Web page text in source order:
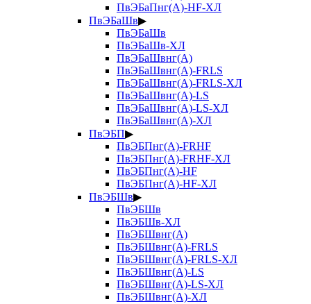
ПвЭБаПнг(А)-HF-ХЛ
ПвЭБаШв▶
ПвЭБаШв
ПвЭБаШв-ХЛ
ПвЭБаШвнг(А)
ПвЭБаШвнг(А)-FRLS
ПвЭБаШвнг(А)-FRLS-ХЛ
ПвЭБаШвнг(А)-LS
ПвЭБаШвнг(А)-LS-ХЛ
ПвЭБаШвнг(А)-ХЛ
ПвЭБП▶
ПвЭБПнг(А)-FRHF
ПвЭБПнг(А)-FRHF-ХЛ
ПвЭБПнг(А)-HF
ПвЭБПнг(А)-HF-ХЛ
ПвЭБШв▶
ПвЭБШв
ПвЭБШв-ХЛ
ПвЭБШвнг(А)
ПвЭБШвнг(А)-FRLS
ПвЭБШвнг(А)-FRLS-ХЛ
ПвЭБШвнг(А)-LS
ПвЭБШвнг(А)-LS-ХЛ
ПвЭБШвнг(А)-ХЛ